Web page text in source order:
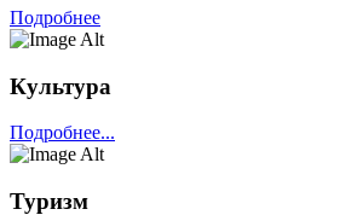
Подробнее
Культура
Подробнее...
Туризм